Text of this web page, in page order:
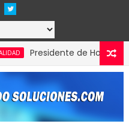
Presidente de Honduras